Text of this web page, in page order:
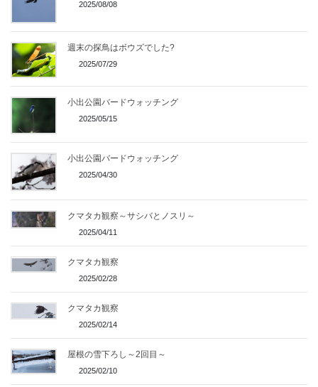
2025/08/08
週末の探鳥はボウズでした?
2025/07/29
小出公園バードウォッチング
2025/05/15
小出公園バードウォッチング
2025/04/30
クマタカ観察～サシバとノスリ～
2025/04/11
クマタカ観察
2025/02/28
クマタカ観察
2025/02/14
屋根の雪下ろし～2回目～
2025/02/10